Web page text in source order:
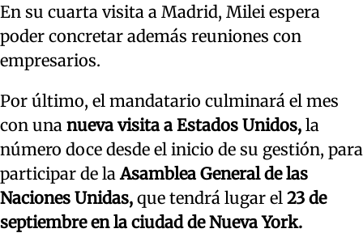
En su cuarta visita a Madrid, Milei espera
poder concretar además reuniones con
empresarios.
Por último, el mandatario culminará el mes
con una nueva visita a Estados Unidos, la
número doce desde el inicio de su gestión, para
participar de laAsamblea General de las
Naciones Unidas, que tendrá lugar el 23 de
septiembre en la ciudad de Nueva York.